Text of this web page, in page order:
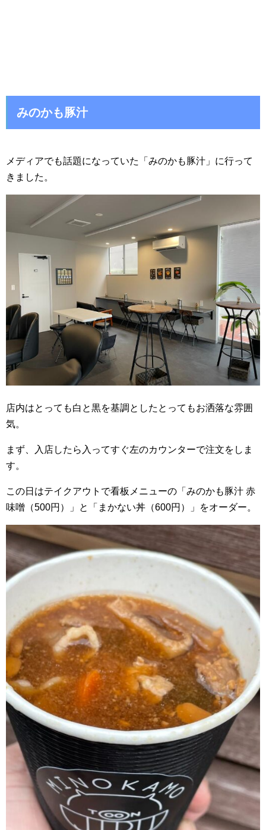
みのかも豚汁
メディアでも話題になっていた「みのかも豚汁」に行って
きました。
店内はとっても白と黒を基調としたとってもお洒落な雰囲
気。
まず、入店したら入ってすぐ左のカウンターで注文をしま
す。
この日はテイクアウトで看板メニューの「みのかも豚汁 赤
味噌（500円）」と「まかない丼（600円）」をオーダー。